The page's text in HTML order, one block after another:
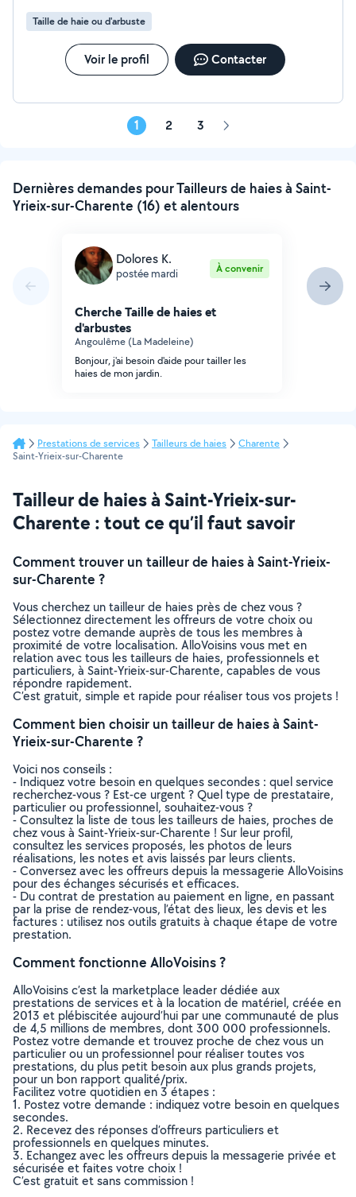
Taille de haie ou d'arbuste
Voir le profil Contacter
1 2 3 Page
Dernières demandes pour Tailleurs de haies à Saint-
Yrieix-sur-Charente (16) et alentours
Dolores K.
postée mardi À convenir
Cherche Taille de haies et
d'arbustes
Angoulême (La Madeleine)
Bonjour, j'ai besoin d'aide pour tailler les
haies de mon jardin.
Prestations de services Tailleurs de haies
Charente
Saint-Yrieix-sur-Charente
Tailleur de haies à Saint-Yrieix-sur-
Charente : tout ce qu’il faut savoir
Comment trouver un tailleur de haies à Saint-Yrieix-
sur-Charente ?
Vous cherchez un tailleur de haies près de chez vous ?
Sélectionnez directement les offreurs de votre choix ou
postez votre demande auprès de tous les membres à
proximité de votre localisation. AlloVoisins vous met en
relation avec tous les tailleurs de haies, professionnels et
particuliers, à Saint-Yrieix-sur-Charente, capables de vous
répondre rapidement.
C’est gratuit, simple et rapide pour réaliser tous vos projets !
Comment bien choisir un tailleur de haies à Saint-
Yrieix-sur-Charente ?
Voici nos conseils :
- Indiquez votre besoin en quelques secondes : quel service
recherchez-vous ? Est-ce urgent ? Quel type de prestataire,
particulier ou professionnel, souhaitez-vous ?
- Consultez la liste de tous les tailleurs de haies, proches de
chez vous à Saint-Yrieix-sur-Charente ! Sur leur profil,
consultez les services proposés, les photos de leurs
réalisations, les notes et avis laissés par leurs clients.
- Conversez avec les offreurs depuis la messagerie AlloVoisins
pour des échanges sécurisés et efficaces.
- Du contrat de prestation au paiement en ligne, en passant
par la prise de rendez-vous, l’état des lieux, les devis et les
factures : utilisez nos outils gratuits à chaque étape de votre
prestation.
Comment fonctionne AlloVoisins ?
AlloVoisins c’est la marketplace leader dédiée aux
prestations de services et à la location de matériel, créée en
2013 et plébiscitée aujourd’hui par une communauté de plus
de 4,5 millions de membres, dont 300 000 professionnels.
Postez votre demande et trouvez proche de chez vous un
particulier ou un professionnel pour réaliser toutes vos
prestations, du plus petit besoin aux plus grands projets,
pour un bon rapport qualité/prix.
Facilitez votre quotidien en 3 étapes :
1. Postez votre demande : indiquez votre besoin en quelques
secondes.
2. Recevez des réponses d’offreurs particuliers et
professionnels en quelques minutes.
3. Echangez avec les offreurs depuis la messagerie privée et
sécurisée et faites votre choix !
C’est gratuit et sans commission !